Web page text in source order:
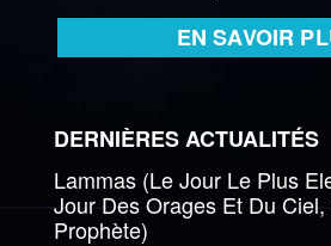
EN SAVOIR
DERNIÈRES ACTUALITÉS
Lammas (Le Jour Le Plus
Jour Des Orages Et Du
Prophète)